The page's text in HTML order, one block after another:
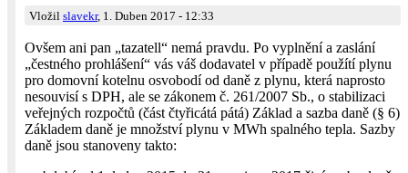
Vložil slavekr, 1. Duben 2017 - 12:33
Ovšem ani pan „tazatell“ nemá pravdu. Po vyplnění a zaslání
„čestného prohlášení“ vás váš dodavatel v případě použítí plynu
pro domovní kotelnu osvobodí od daně z plynu, která naprosto
nesouvisí s DPH, ale se zákonem č. 261/2007 Sb., o stabilizaci
veřejných rozpočtů (část čtyřicátá pátá) Základ a sazba daně (§ 6)
Základem daně je množství plynu v MWh spalného tepla. Sazby
daně jsou stanoveny takto: